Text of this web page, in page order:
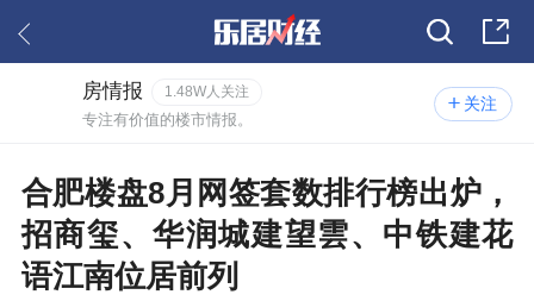
关注
房情报 1.48W人关注
专注有价值的楼市情报。
合肥楼盘8月网签套数排行榜出炉，
招商玺、华润城建望雲、中铁建花
语江南位居前列